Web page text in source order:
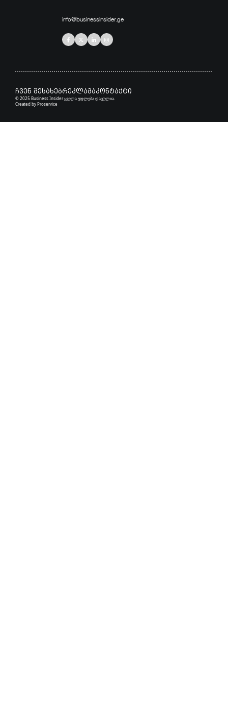
info@businessinsider.ge
ჩვენ შესახებრეკლამაკონტაქტი
© 2025 Business Insider ყველა უფლება დაცულია.
Created byProservice